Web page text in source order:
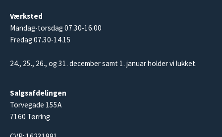
Værksted
Mandag-torsdag 07.30-16.00
Fredag 07.30-14.15
24., 25., 26., og 31. december samt 1. januar holder vi lukket.
Salgsafdelingen
Torvegade 155A
7160 Tørring